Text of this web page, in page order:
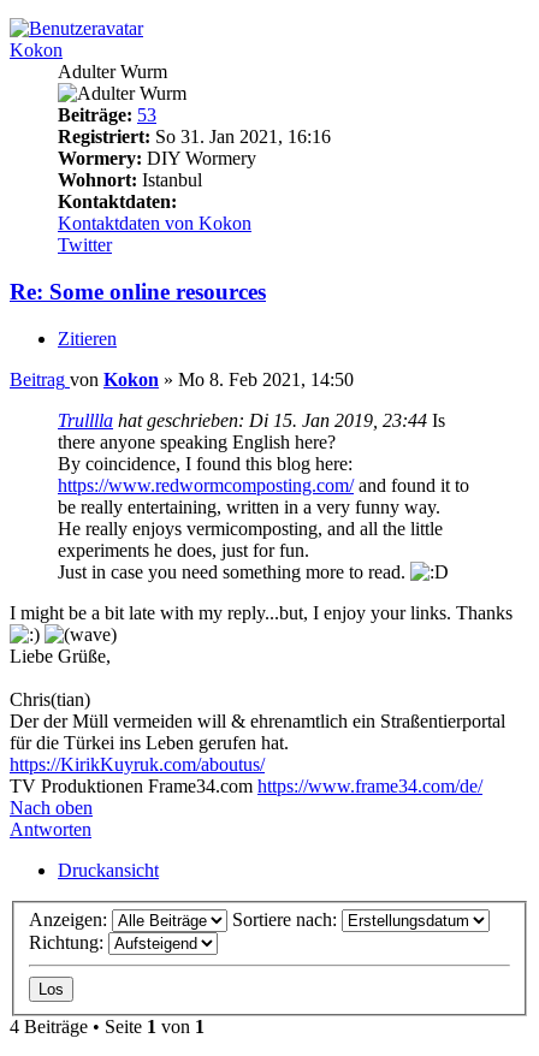
Kokon
Adulter Wurm
Beiträge: 53
Registriert: So 31. Jan 2021, 16:16
Wormery: DIY Wormery
Wohnort: Istanbul
Kontaktdaten:
Kontaktdaten von Kokon
Twitter
Re: Some online resources
Zitieren
Beitrag von Kokon » Mo 8. Feb 2021, 14:50
Trulllla hat geschrieben: Di 15. Jan 2019, 23:44 Is
there anyone speaking English here?
By coincidence, I found this blog here:
https://www.redwormcomposting.com/and found it to
be really entertaining, written in a very funny way.
He really enjoys vermicomposting, and all the little
experiments he does, just for fun.
Just in case you need something more to read.
I might be a bit late with my reply...but, I enjoy your links. Thanks
Liebe Grüße,
Chris(tian)
Der der Müll vermeiden will & ehrenamtlich ein Straßentierportal
für die Türkei ins Leben gerufen hat.
https://KirikKuyruk.com/aboutus/
TV Produktionen Frame34.com https://www.frame34.com/de/
Nach oben
Antworten
Druckansicht
Anzeigen:
Sortiere nach:
Richtung:
4 Beiträge • Seite 1 von 1